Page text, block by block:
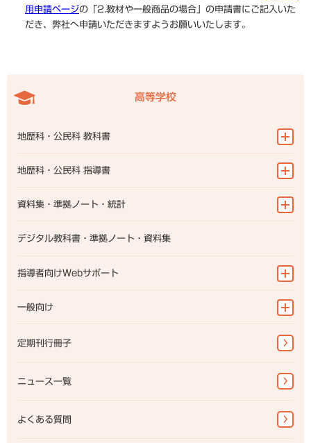
用申請ページの「2.教材や一般商品の場合」の申請書にご記入いた
だき、弊社へ申請いただきますようお願いいたします。
高等学校
地歴科・公民科 教科書
地図帳
世界史探究
日本史探究
地歴科・公民科 指導書
地図帳
世界史探究
資料集・準拠ノート・統計
地理
デジタル教科書・準拠ノート・資料集
指導者向けWebサポート
指導書Webサポート
一般向け
地図帳・一般書籍
地球儀
定期刊行冊子
ニュース一覧
よくある質問